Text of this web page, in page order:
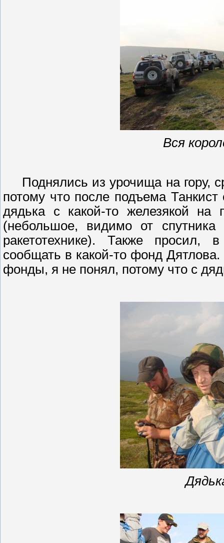
Вся
Поднялись из урочища на гору,
потому что после подъема
дядька с какой-то железякой на
(небольшое, видимо от
ракетотехнике). Также просил, в
сообщать в какой-то фонд
фонды, я не понял, потому что с